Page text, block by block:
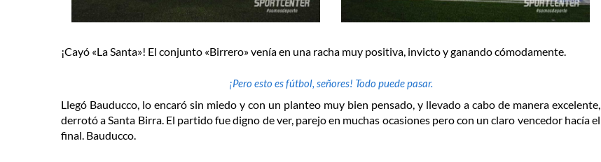
¡Cayó «La Santa»! El conjunto «Birrero» venía en una racha muy positiva, invicto y ganando cómodamente.
¡Pero esto es fútbol, señores! Todo puede pasar.
Llegó Bauducco, lo encaró sin miedo y con un planteo muy bien pensado, y llevado a cabo de manera excelente,
derrotó a Santa Birra. El partido fue digno de ver, parejo en muchas ocasiones pero con un claro vencedor hacía el
final. Bauducco.